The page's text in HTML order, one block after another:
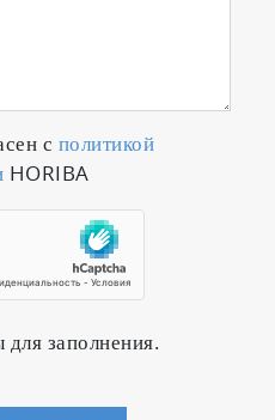
с политикой
HORIBA
для заполнения.